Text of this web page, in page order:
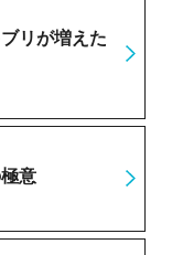
リが増えた
意